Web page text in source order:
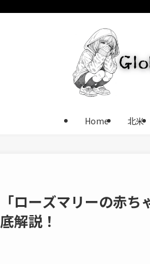
Home 北米
「ローズマリーの赤
底解説！